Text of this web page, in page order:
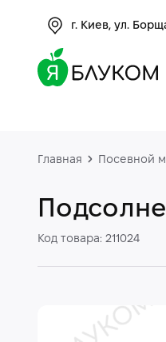
г. Киев, ул.
Главная Посевной
Код товара: 211024